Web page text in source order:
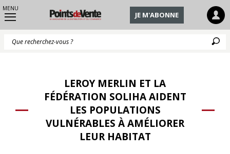
MENU
JE M'ABONNE
LEROY MERLIN ET LA
FÉDÉRATION SOLIHA AIDENT
LES POPULATIONS
VULNÉRABLES À AMÉLIORER
LEUR HABITAT